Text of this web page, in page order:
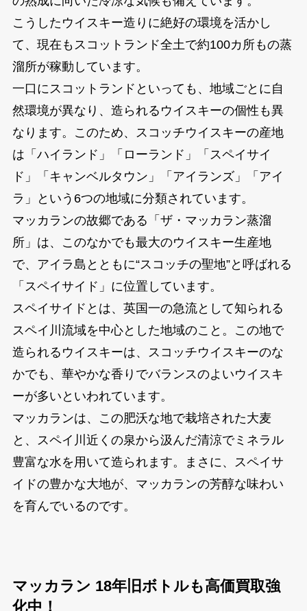
こうしたウイスキー造りに絶好の環境を活かし
て、現在もスコットランド全土で約100カ所もの蒸
溜所が稼動しています。
一口にスコットランドといっても、地域ごとに自
然環境が異なり、造られるウイスキーの個性も異
なります。このため、スコッチウイスキーの産地
は「ハイランド」「ローランド」「スペイサイ
ド」「キャンベルタウン」「アイランズ」「アイ
ラ」という6つの地域に分類されています。
マッカランの故郷である「ザ・マッカラン蒸溜
所」は、このなかでも最大のウイスキー生産地
で、アイラ島とともに“スコッチの聖地”と呼ばれる
「スペイサイド」に位置しています。
スペイサイドとは、英国一の急流として知られる
スペイ川流域を中心とした地域のこと。この地で
造られるウイスキーは、スコッチウイスキーのな
かでも、華やかな香りでバランスのよいウイスキ
ーが多いといわれています。
マッカランは、この肥沃な地で栽培された大麦
と、スペイ川近くの泉から汲んだ清涼でミネラル
豊富な水を用いて造られます。まさに、スペイサ
イドの豊かな大地が、マッカランの芳醇な味わい
を育んでいるのです。
マッカラン 18年旧ボトルも高価買取強
化中！